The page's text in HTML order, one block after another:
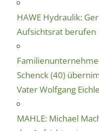
HAWE Hydraulik:
Aufsichtsrat berufen
Schenck (40)
Vater Wolfgang
MAHLE: Michael